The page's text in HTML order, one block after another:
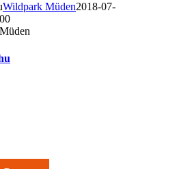
Wildpark Müden2018-07-